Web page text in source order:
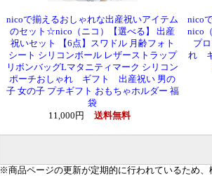
nicoで揃えるおしゃれな出産祝いアイテム
のセット☆nico（ニコ）【選べる】 出産
祝いセット 【6点】スワドル 月齢フォト
シート シリコンボール レザーストラップ
リボンバッグLマタニティマーク シリコン
ポーチおしゃれ ギフト 出産祝い 男の
子 女の子 プチギフト おもちゃホルダー 福
袋
11,000円
送料無料
nico
nico
プ
れ
※商品ページの更新が定期的に行われているため